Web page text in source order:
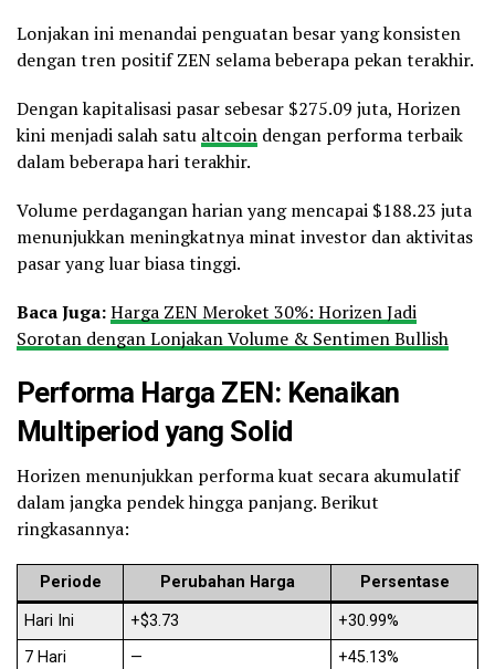
Lonjakan ini menandai penguatan besar yang konsisten
dengan tren positif ZEN selama beberapa pekan terakhir.
Dengan kapitalisasi pasar sebesar $275.09 juta, Horizen
kini menjadi salah satu altcoin dengan performa terbaik
dalam beberapa hari terakhir.
Volume perdagangan harian yang mencapai $188.23 juta
menunjukkan meningkatnya minat investor dan aktivitas
pasar yang luar biasa tinggi.
Baca Juga:Harga ZEN Meroket 30%: Horizen Jadi
Sorotan dengan Lonjakan Volume & Sentimen Bullish
Performa Harga ZEN: Kenaikan
Multiperiod yang Solid
Horizen menunjukkan performa kuat secara akumulatif
dalam jangka pendek hingga panjang. Berikut
ringkasannya:
Periode Perubahan Harga Persentase
Hari Ini +$3.73
+30.99%
7 Hari
—
+45.13%